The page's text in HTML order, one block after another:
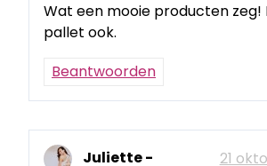
Wat een mooie producten zeg!
pallet ook.
Beantwoorden
Juliette - 21